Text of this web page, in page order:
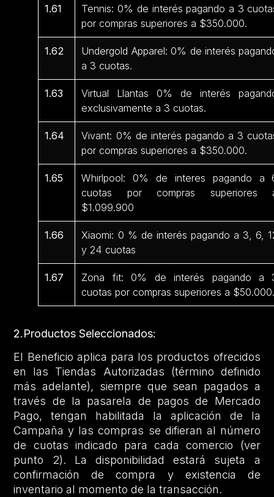
1.61
Tennis: 0% de interés pagando a 3
por compras superiores a $350.000.
1.62
Undergold Apparel: 0% de interés
a 3 cuotas.
1.63
Virtual Llantas 0% de interés
exclusivamente a 3 cuotas.
1.64
Vivant: 0% de interés pagando a 3
por compras superiores a $350.000.
1.65
Whirlpool: 0% de interes pagando a
cuotas por compras superiores
$1.099.900
1.66
Xiaomi: 0 % de interés pagando a 3, 6,
y 24 cuotas
1.67
Zona fit: 0% de interés pagando a
cuotas por compras superiores a
2.Productos Seleccionados:
El Beneficio aplica para los productos ofrecidos
en las Tiendas Autorizadas (término definido
más adelante), siempre que sean pagados a
través de la pasarela de pagos de Mercado
Pago, tengan habilitada la aplicación de la
Campaña y las compras se difieran al número
de cuotas indicado para cada comercio (ver
punto 2). La disponibilidad estará sujeta a
confirmación de compra y existencia de
inventario al momento de la transacción.